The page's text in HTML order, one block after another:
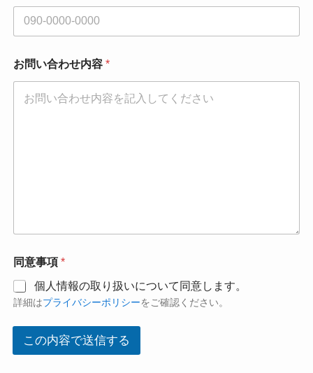
お問い合わせ内容 *
意
事
項
*
同意事項 *
個人情報の取り扱いについて同意します。
詳細はプライバシーポリシーをご確認ください。
この内容で送信する